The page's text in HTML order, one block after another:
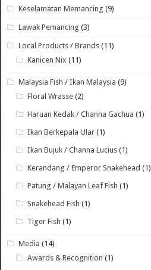
Keselamatan Memancing (9)
Lawak Pemancing (3)
Local Products / Brands (11)
Kanicen Nix (11)
Malaysia Fish / Ikan Malaysia (9)
Floral Wrasse (2)
Haruan Kedak / Channa Gachua (1)
Ikan Berkepala Ular (1)
Ikan Bujuk / Channa Lucius (1)
Kerandang / Emperor Snakehead (1)
Patung / Malayan Leaf Fish (1)
Snakehead Fish (1)
Tiger Fish (1)
Media (14)
Awards & Recognition (1)